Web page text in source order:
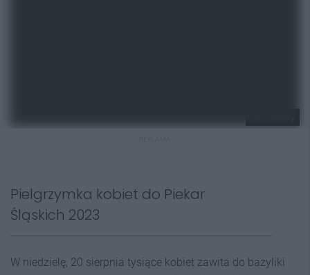
Pielgrzymka kobiet do Piekar
Śląskich 2023
W niedzielę, 20 sierpnia tysiące kobiet zawita do bazyliki